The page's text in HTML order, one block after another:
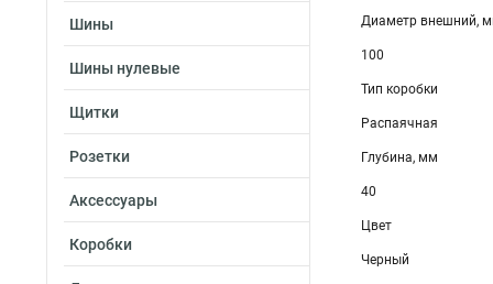
Шины
Шины нулевые
Щитки
Розетки
Аксессуары
Коробки
Диаметр внешний,
100
Тип коробки
Распаячная
Глубина, мм
40
Цвет
Черный